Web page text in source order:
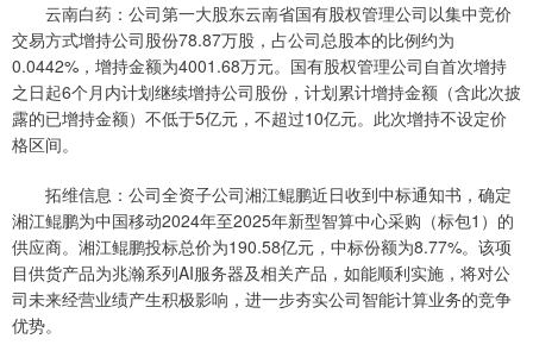
云南白药：公司第一大股东云南省国有股权管理公司以集中竞价
交易方式增持公司股份78.87万股，占公司总股本的比例约为
0.0442%，增持金额为4001.68万元。国有股权管理公司自首次增持
之日起6个月内计划继续增持公司股份，计划累计增持金额（含此次披
露的已增持金额）不低于5亿元，不超过10亿元。此次增持不设定价
格区间。
拓维信息：公司全资子公司湘江鲲鹏近日收到中标通知书，确定
湘江鲲鹏为中国移动2024年至2025年新型智算中心采购（标包1）的
供应商。湘江鲲鹏投标总价为190.58亿元，中标份额为8.77%。该项
目供货产品为兆瀚系列AI服务器及相关产品，如能顺利实施，将对公
司未来经营业绩产生积极影响，进一步夯实公司智能计算业务的竞争
优势。